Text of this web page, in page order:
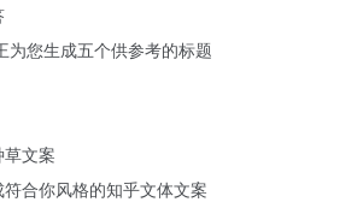
为您生成五个供参考的标题
文案
合你风格的知乎文体文案